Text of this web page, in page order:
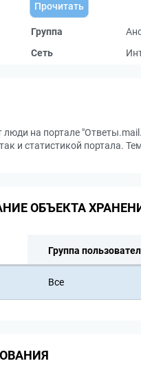
Прочитать
Группа
Сеть
на портале
и статистикой портала.
ОБЪЕКТА
Группа
Все